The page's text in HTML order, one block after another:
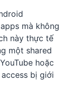
mà không
này thực tế
một shared
hoặc
bị giới